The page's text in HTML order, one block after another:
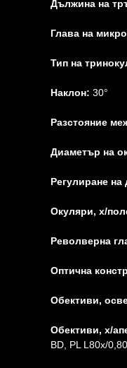
Дължина на
Глава на
Тип на
Наклон: 30°
Разстояние
Диаметър на
Регулиране
Окуляри, x/
Револверна
Оптична
Обективи,
Обективи, x/
BD, PL L80x/